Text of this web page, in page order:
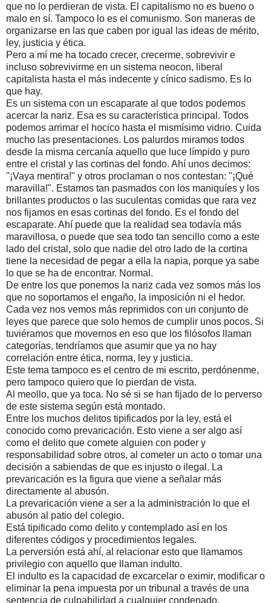
que no lo perdieran de vista. El capitalismo no es bueno o
malo en sí. Tampoco lo es el comunismo. Son maneras de
organizarse en las que caben por igual las ideas de mérito,
ley, justicia y ética.
Pero a mí me ha tocado crecer, crecerme, sobrevivir e
incluso sobrevivirme en un sistema neocon, liberal
capitalista hasta el más indecente y cínico sadismo. Es lo
que hay.
Es un sistema con un escaparate al que todos podemos
acercar la nariz. Esa es su característica principal. Todos
podemos arrimar el hocico hasta el mismísimo vidrio. Cuida
mucho las presentaciones. Los palurdos miramos todos
desde la misma cercanía aquello que luce límpido y puro
entre el cristal y las cortinas del fondo. Ahí unos decimos:
"¡Vaya mentira!" y otros proclaman o nos contestan: "¡Qué
maravilla!". Estamos tan pasmados con los maniquíes y los
brillantes productos o las suculentas comidas que rara vez
nos fijamos en esas cortinas del fondo. Es el fondo del
escaparate. Ahí puede que la realidad sea todavía más
maravillosa, o puede que sea todo tan sencillo como a este
lado del cristal, solo que nadie del otro lado de la cortina
tiene la necesidad de pegar a ella la napia, porque ya sabe
lo que se ha de encontrar. Normal.
De entre los que ponemos la nariz cada vez somos más los
que no soportamos el engaño, la imposición ni el hedor.
Cada vez nos vemos más reprimidos con un conjunto de
leyes que parece que solo hemos de cumplir unos pocos. Si
tuviéramos que movernos en eso que los filósofos llaman
categorías, tendríamos que asumir que ya no hay
correlación entre ética, norma, ley y justicia.
Este tema tampoco es el centro de mi escrito, perdónenme,
pero tampoco quiero que lo pierdan de vista.
Al meollo, que ya toca. No sé si se han fijado de lo perverso
de este sistema según está montado.
Entre los muchos delitos tipificados por la ley, está el
conocido como prevaricación. Esto viene a ser algo así
como el delito que comete alguien con poder y
responsabilidad sobre otros, al cometer un acto o tomar una
decisión a sabiendas de que es injusto o ilegal. La
prevaricación es la figura que viene a señalar más
directamente al abusón.
La prevaricación viene a ser a la administración lo que el
abusón al patio del colegio.
Está tipificado como delito y contemplado así en los
diferentes códigos y procedimientos legales.
La perversión está ahí, al relacionar esto que llamamos
privilegio con aquello que llaman indulto.
El indulto es la capacidad de excarcelar o eximir, modificar o
eliminar la pena impuesta por un tribunal a través de una
sentencia de culpabilidad a cualquier condenado.